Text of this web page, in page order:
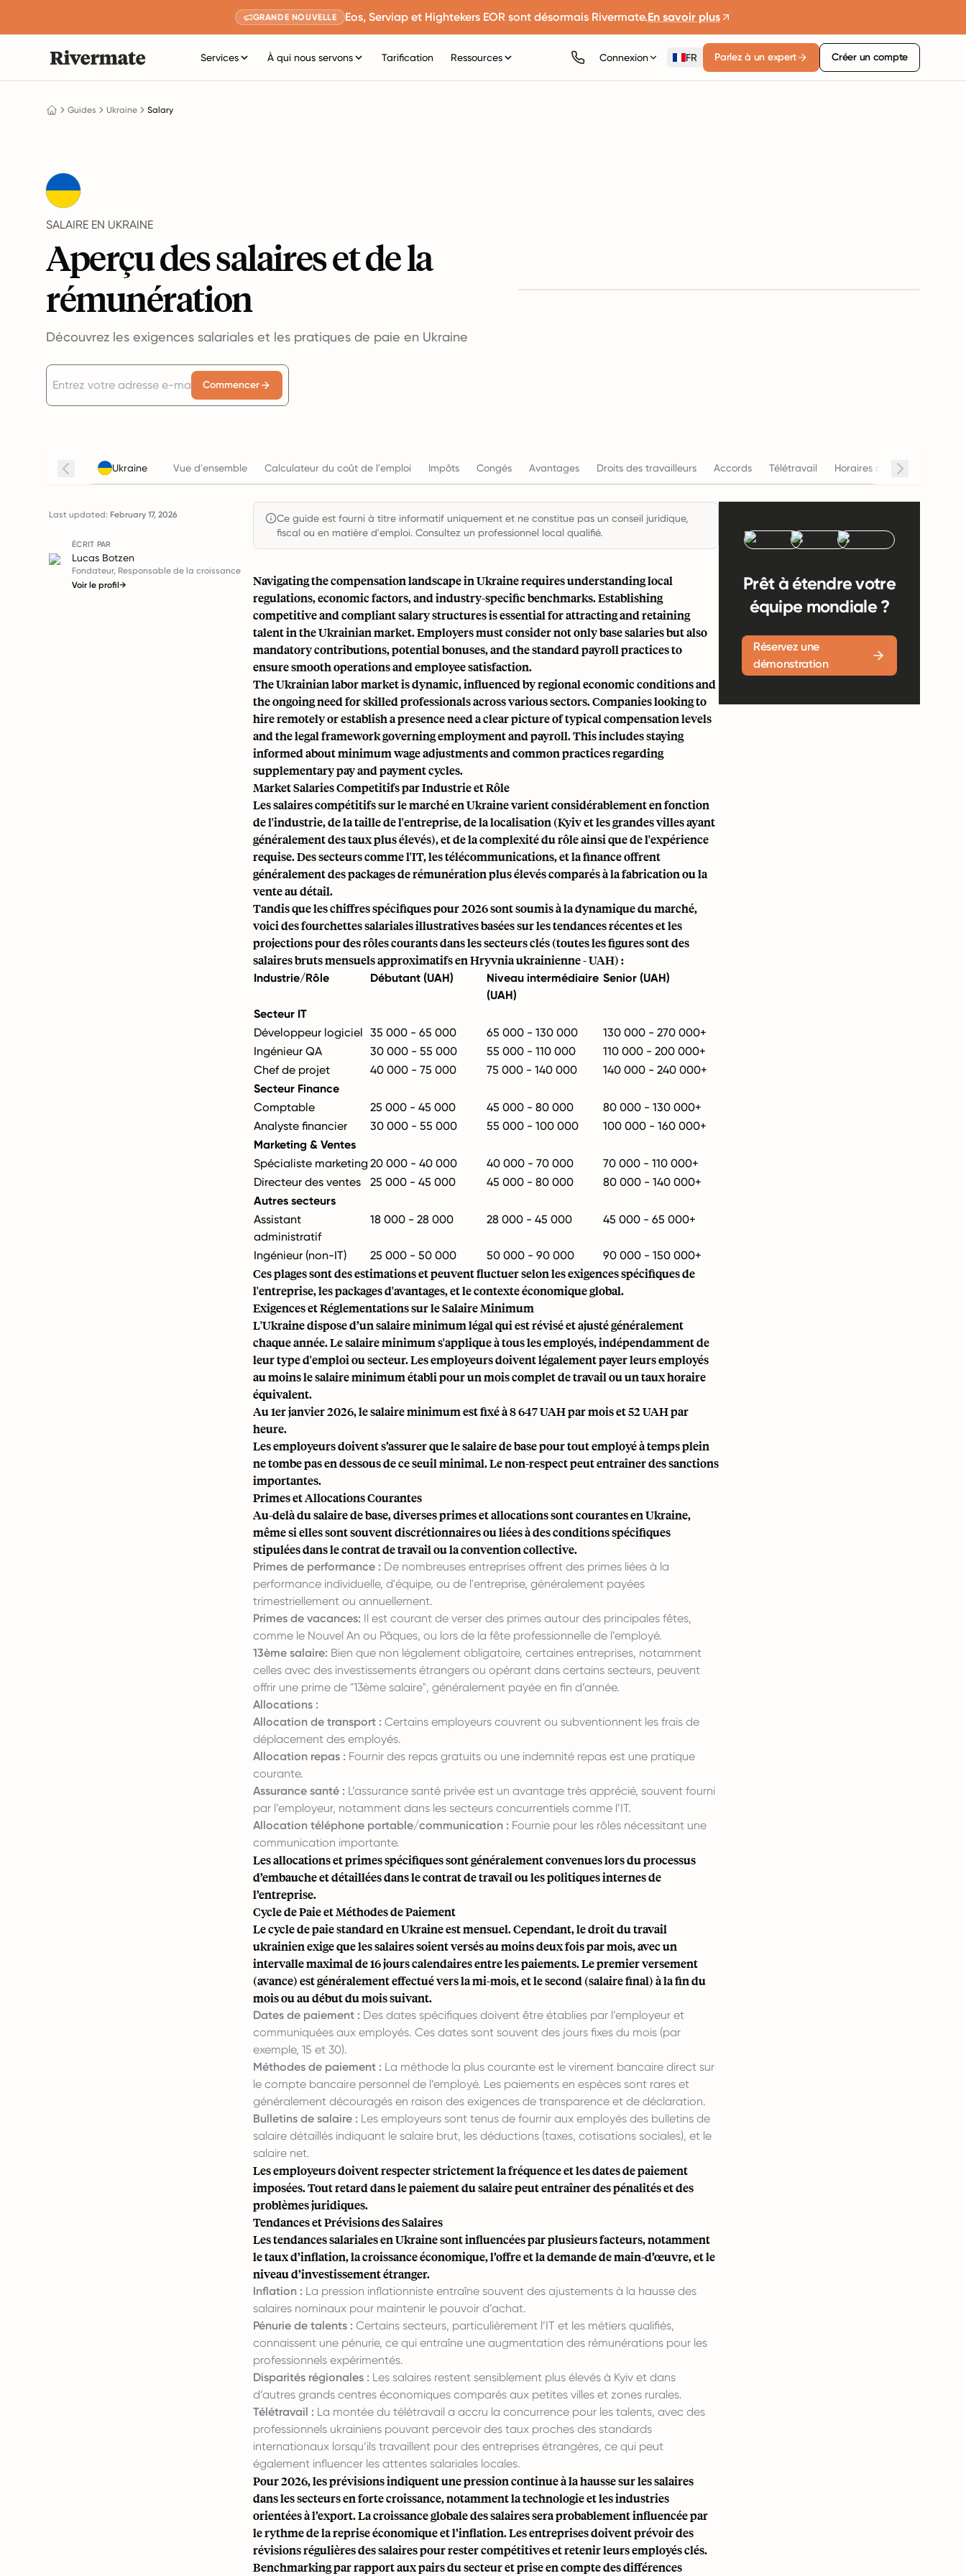
GRANDE NOUVELLE Eos, Serviap et Hightekers EOR sont désormais Rivermate.En savoir plus
Services À qui nous servons Tarification Ressources Connexion FR Parlez à un expert Créer un compte
Guides Ukraine Salary
SALAIRE EN UKRAINE
Aperçu des salaires et de la
rémunération
Découvrez les exigences salariales et les pratiques de paie en Ukraine
Commencer
Ukraine Vue d'ensemble Calculateur du coût de l'emploi Impôts Congés Avantages Droits des travailleurs Accords Télétravail Horaires de travail
Last updated: February 17, 2026
ÉCRIT PAR
Lucas Botzen
Fondateur, Responsable de la croissance
Voir le profil→
Ce guide est fourni à titre informatif uniquement et ne constitue pas un conseil juridique,
fiscal ou en matière d'emploi. Consultez un professionnel local qualifié.
Navigating the compensation landscape in Ukraine requires understanding local
regulations, economic factors, and industry-specific benchmarks. Establishing
competitive and compliant salary structures is essential for attracting and retaining
talent in the Ukrainian market. Employers must consider not only base salaries but also
mandatory contributions, potential bonuses, and the standard payroll practices to
ensure smooth operations and employee satisfaction.
The Ukrainian labor market is dynamic, influenced by regional economic conditions and
the ongoing need for skilled professionals across various sectors. Companies looking to
hire remotely or establish a presence need a clear picture of typical compensation levels
and the legal framework governing employment and payroll. This includes staying
informed about minimum wage adjustments and common practices regarding
supplementary pay and payment cycles.
Market Salaries Competitifs par Industrie et Rôle
Les salaires compétitifs sur le marché en Ukraine varient considérablement en fonction
de l'industrie, de la taille de l'entreprise, de la localisation (Kyiv et les grandes villes ayant
généralement des taux plus élevés), et de la complexité du rôle ainsi que de l'expérience
requise. Des secteurs comme l'IT, les télécommunications, et la finance offrent
généralement des packages de rémunération plus élevés comparés à la fabrication ou la
vente au détail.
Tandis que les chiffres spécifiques pour 2026 sont soumis à la dynamique du marché,
voici des fourchettes salariales illustratives basées sur les tendances récentes et les
projections pour des rôles courants dans les secteurs clés (toutes les figures sont des
salaires bruts mensuels approximatifs en Hryvnia ukrainienne - UAH) :
Industrie/Rôle Débutant (UAH)
Niveau intermédiaire
(UAH)
Senior (UAH)
Secteur IT
Développeur logiciel 35 000 - 65 000 65 000 - 130 000
130 000 - 270 000+
Ingénieur QA
30 000 - 55 000 55 000 - 110 000
110 000 - 200 000+
Chef de projet
40 000 - 75 000 75 000 - 140 000
140 000 - 240 000+
Secteur Finance
Comptable
25 000 - 45 000 45 000 - 80 000
80 000 - 130 000+
Analyste financier
30 000 - 55 000 55 000 - 100 000
100 000 - 160 000+
Marketing & Ventes
Spécialiste marketing 20 000 - 40 000 40 000 - 70 000
70 000 - 110 000+
Directeur des ventes
25 000 - 45 000 45 000 - 80 000
80 000 - 140 000+
Autres secteurs
Assistant
administratif
18 000 - 28 000 28 000 - 45 000 45 000 - 65 000+
Ingénieur (non-IT) 25 000 - 50 000 50 000 - 90 000 90 000 - 150 000+
Ces plages sont des estimations et peuvent fluctuer selon les exigences spécifiques de
l'entreprise, les packages d'avantages, et le contexte économique global.
Exigences et Réglementations sur le Salaire Minimum
L'Ukraine dispose d’un salaire minimum légal qui est révisé et ajusté généralement
chaque année. Le salaire minimum s'applique à tous les employés, indépendamment de
leur type d'emploi ou secteur. Les employeurs doivent légalement payer leurs employés
au moins le salaire minimum établi pour un mois complet de travail ou un taux horaire
équivalent.
Au 1er janvier 2026, le salaire minimum est fixé à 8 647 UAH par mois et 52 UAH par
heure.
Les employeurs doivent s’assurer que le salaire de base pour tout employé à temps plein
ne tombe pas en dessous de ce seuil minimal. Le non-respect peut entraîner des sanctions
importantes.
Primes et Allocations Courantes
Au-delà du salaire de base, diverses primes et allocations sont courantes en Ukraine,
même si elles sont souvent discrétionnaires ou liées à des conditions spécifiques
stipulées dans le contrat de travail ou la convention collective.
Primes de performance : De nombreuses entreprises offrent des primes liées à la
performance individuelle, d'équipe, ou de l'entreprise, généralement payées
trimestriellement ou annuellement.
Primes de vacances: Il est courant de verser des primes autour des principales fêtes,
comme le Nouvel An ou Pâques, ou lors de la fête professionnelle de l’employé.
13ème salaire: Bien que non légalement obligatoire, certaines entreprises, notamment
celles avec des investissements étrangers ou opérant dans certains secteurs, peuvent
offrir une prime de "13ème salaire", généralement payée en fin d’année.
Allocations :
Allocation de transport : Certains employeurs couvrent ou subventionnent les frais de
déplacement des employés.
Allocation repas : Fournir des repas gratuits ou une indemnité repas est une pratique
courante.
Assurance santé : L’assurance santé privée est un avantage très apprécié, souvent fourni
par l’employeur, notamment dans les secteurs concurrentiels comme l’IT.
Allocation téléphone portable/communication : Fournie pour les rôles nécessitant une
communication importante.
Les allocations et primes spécifiques sont généralement convenues lors du processus
d’embauche et détaillées dans le contrat de travail ou les politiques internes de
l’entreprise.
Cycle de Paie et Méthodes de Paiement
Le cycle de paie standard en Ukraine est mensuel. Cependant, le droit du travail
ukrainien exige que les salaires soient versés au moins deux fois par mois, avec un
intervalle maximal de 16 jours calendaires entre les paiements. Le premier versement
(avance) est généralement effectué vers la mi-mois, et le second (salaire final) à la fin du
mois ou au début du mois suivant.
Dates de paiement : Des dates spécifiques doivent être établies par l’employeur et
communiquées aux employés. Ces dates sont souvent des jours fixes du mois (par
exemple, 15 et 30).
Méthodes de paiement : La méthode la plus courante est le virement bancaire direct sur
le compte bancaire personnel de l’employé. Les paiements en espèces sont rares et
généralement découragés en raison des exigences de transparence et de déclaration.
Bulletins de salaire : Les employeurs sont tenus de fournir aux employés des bulletins de
salaire détaillés indiquant le salaire brut, les déductions (taxes, cotisations sociales), et le
salaire net.
Les employeurs doivent respecter strictement la fréquence et les dates de paiement
imposées. Tout retard dans le paiement du salaire peut entraîner des pénalités et des
problèmes juridiques.
Tendances et Prévisions des Salaires
Les tendances salariales en Ukraine sont influencées par plusieurs facteurs, notamment
le taux d’inflation, la croissance économique, l’offre et la demande de main-d’œuvre, et le
niveau d’investissement étranger.
Inflation : La pression inflationniste entraîne souvent des ajustements à la hausse des
salaires nominaux pour maintenir le pouvoir d’achat.
Pénurie de talents : Certains secteurs, particulièrement l’IT et les métiers qualifiés,
connaissent une pénurie, ce qui entraîne une augmentation des rémunérations pour les
professionnels expérimentés.
Disparités régionales : Les salaires restent sensiblement plus élevés à Kyiv et dans
d’autres grands centres économiques comparés aux petites villes et zones rurales.
Télétravail : La montée du télétravail a accru la concurrence pour les talents, avec des
professionnels ukrainiens pouvant percevoir des taux proches des standards
internationaux lorsqu’ils travaillent pour des entreprises étrangères, ce qui peut
également influencer les attentes salariales locales.
Pour 2026, les prévisions indiquent une pression continue à la hausse sur les salaires
dans les secteurs en forte croissance, notamment la technologie et les industries
orientées à l’export. La croissance globale des salaires sera probablement influencée par
le rythme de la reprise économique et l’inflation. Les entreprises doivent prévoir des
révisions régulières des salaires pour rester compétitives et retenir leurs employés clés.
Benchmarking par rapport aux pairs du secteur et prise en compte des différences
Prêt à étendre votre
équipe mondiale ?
Réservez une
démonstration